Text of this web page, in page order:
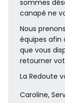
sommes
canapé ne
Nous
équipes afin
que vous
retourner
La Redoute
Caroline,